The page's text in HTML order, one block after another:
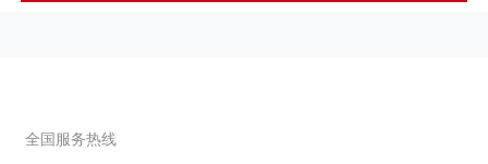
全国服务热线